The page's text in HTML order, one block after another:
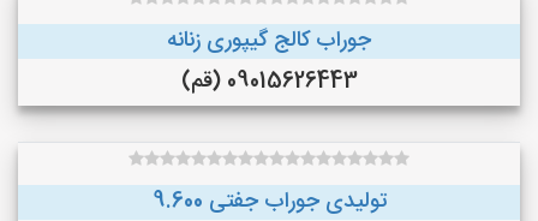
جوراب کالج گیپوری زنانه
09015626443 (قم)
تولیدی جوراب جفتی 9.600